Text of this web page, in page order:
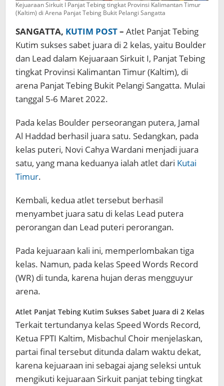
Kejuaraan Sirkuit I Panjat Tebing tingkat Provinsi Kalimantan Timur
(Kaltim) di Arena Panjat Tebing Bukit Pelangi Sangatta
SANGATTA, KUTIM POST– Atlet Panjat Tebing
Kutim sukses sabet juara di 2 kelas, yaitu Boulder
dan Lead dalam Kejuaraan Sirkuit I, Panjat Tebing
tingkat Provinsi Kalimantan Timur (Kaltim), di
arena Panjat Tebing Bukit Pelangi Sangatta. Mulai
tanggal 5-6 Maret 2022.
Pada kelas Boulder perseorangan putera, Jamal
Al Haddad berhasil juara satu. Sedangkan, pada
kelas puteri, Novi Cahya Wardani menjadi juara
satu, yang mana keduanya ialah atlet dari Kutai
Timur.
Kembali, kedua atlet tersebut berhasil
menyambet juara satu di kelas Lead putera
perorangan dan Lead puteri perorangan.
Pada kejuaraan kali ini, memperlombakan tiga
kelas. Namun, pada kelas Speed Words Record
(WR) di tunda, karena hujan deras mengguyur
arena.
Atlet Panjat Tebing Kutim Sukses Sabet Juara di 2 Kelas
Terkait tertundanya kelas Speed Words Record,
Ketua FPTI Kaltim, Misbachul Choir menjelaskan,
partai final tersebut ditunda dalam waktu dekat,
karena kejuaraan ini sebagai ajang seleksi untuk
mengikuti kejuaraan Sirkuit panjat tebing tingkat